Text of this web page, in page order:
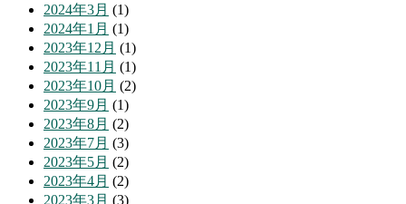
2024年3月 (1)
2024年1月 (1)
2023年12月 (1)
2023年11月 (1)
2023年10月 (2)
2023年9月 (1)
2023年8月 (2)
2023年7月 (3)
2023年5月 (2)
2023年4月 (2)
2023年3月 (3)